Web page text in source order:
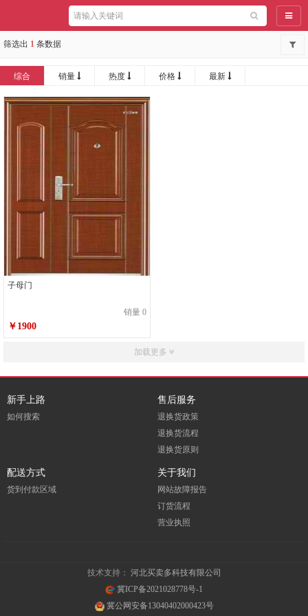
导航
筛选出 1 条数据
综合 销量 热度 价格 最新
子母门
销量 0
￥1900
加载更多
新手上路
如何搜索
售后服务
退换货政策
退换货流程
退换货原则
配送方式
货到付款区域
关于我们
网站故障报告
订货流程
营业执照
技术支持： 河北买卖多科技有限公司
冀ICP备2021028778号-1
冀公网安备13040402000423号